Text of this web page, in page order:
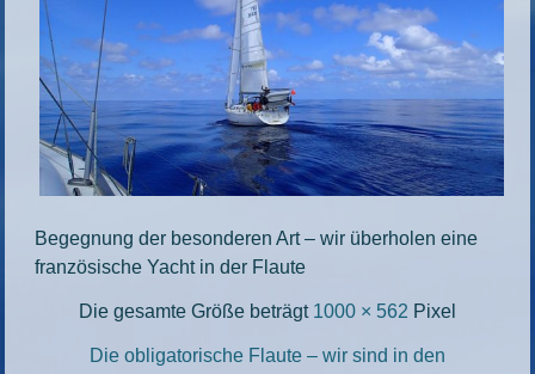
Begegnung der besonderen Art – wir überholen eine
französische Yacht in der Flaute
Die gesamte Größe beträgt 1000 × 562 Pixel
Die obligatorische Flaute – wir sind in den